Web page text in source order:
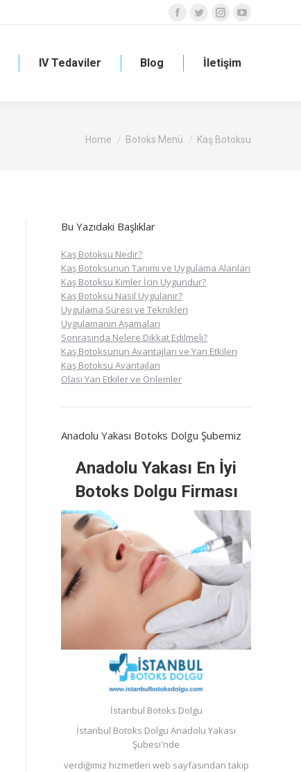
Facebook
opens
in
Twitter
opens
Instagram
opens
IV Tedaviler Blog İletişim
You are here:
Home Botoks Menü Kaş Botoksu
Bu Yazıdaki Başlıklar
Kaş Botoksu Nedir?
Kaş Botoksunun Tanımı ve Uygulama Alanları
Kaş Botoksu Kimler İçin Uygundur?
Kaş Botoksu Nasıl Uygulanır?
Uygulama Süresi ve Teknikleri
Uygulamanın Aşamaları
Sonrasında Nelere Dikkat Edilmeli?
Kaş Botoksunun Avantajları ve Yan Etkileri
Kaş Botoksu Avantajları
Olası Yan Etkiler ve Önlemler
Anadolu Yakası Botoks Dolgu Şubemiz
Anadolu Yakası En İyi
Botoks Dolgu Firması
İstanbul Botoks Dolgu
İstanbul Botoks Dolgu Anadolu Yakası
Şubesi'nde
verdiğimiz hizmetleri web sayfasından takip